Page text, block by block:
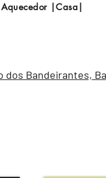
Aquecedor |Casa|
dos Bandeirantes,